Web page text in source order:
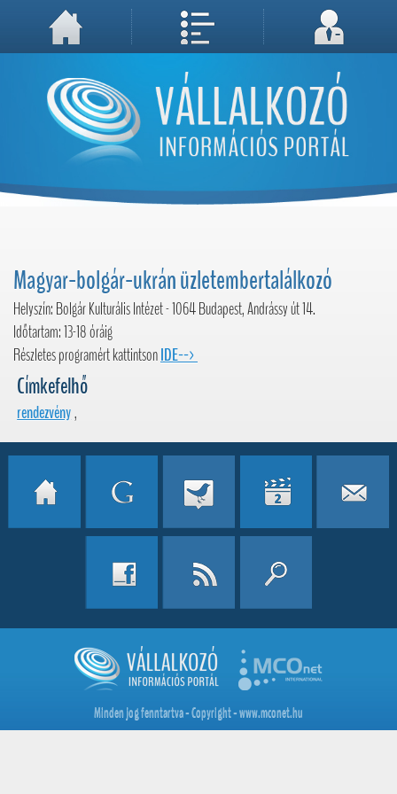
A weboldal használatával Ön elfogadja, hogy Cookie-kat (sütiket) tároljunk számítógépén. A sütik a weboldal megfelelő működéséhez
Megértettem, folytatás...
Magyar-bolgár-ukrán üzletembertalálkozó
Helyszín: Bolgár Kulturális Intézet - 1064 Budapest, Andrássy út 14.
Időtartam: 13-18 óráig
Részletes programért kattintsonIDE-->
Címkefelhő
rendezvény,
Minden jog fenntartva - Copyright - www.mconet.hu